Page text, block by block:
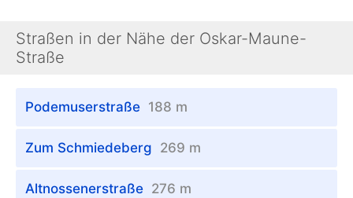
Straßen in der Nähe der Oskar-Maune-
Straße
Podemuserstraße 188 m
Zum Schmiedeberg 269 m
Altnossenerstraße 276 m